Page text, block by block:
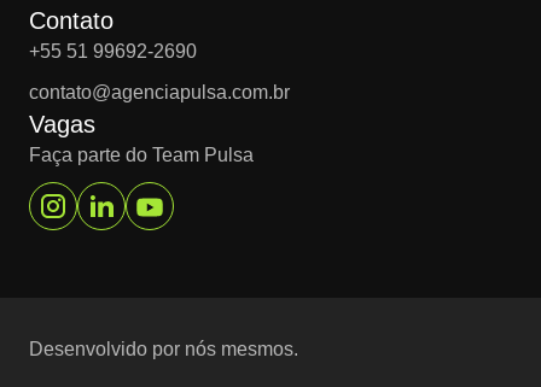
Contato
+55 51 99692-2690
contato@agenciapulsa.com.br
Vagas
Faça parte do Team Pulsa
Desenvolvido por nós mesmos.